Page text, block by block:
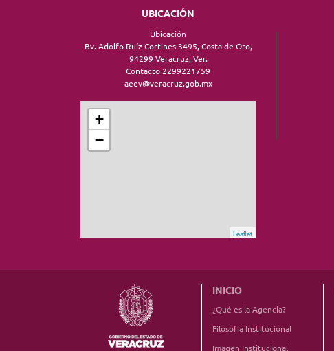
UBICACIÓN
Ubicación
Bv. Adolfo Ruíz Cortines 3495, Costa de Oro,
94299 Veracruz, Ver.
Contacto 2299221759
aeev@veracruz.gob.mx
+
−
Leaflet
INICIO
¿Qué es la Agencia?
Filosofía Institucional
Imagen Institucional